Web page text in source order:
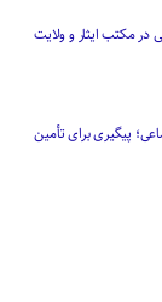
در مکتب ایثار و ولایت
پیگیری برای تأمین